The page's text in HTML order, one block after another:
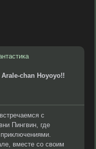
chan Hoyoyo!!
с
Пингвин, где
вместе со своим